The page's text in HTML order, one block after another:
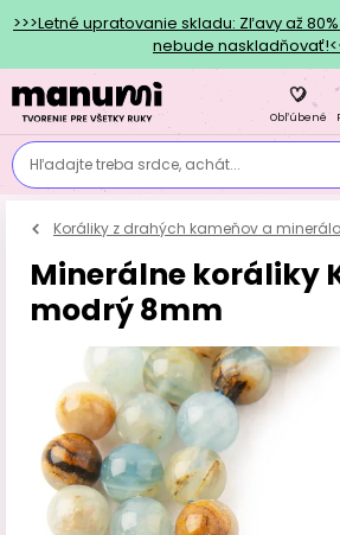
>>>Letné upratovanie skladu: Zľavy až
nebude
Hľadajte treba srdce, achát...
Obľúbené
Koráliky z drahých kameňov a
Minerálne koráliky
modrý 8mm